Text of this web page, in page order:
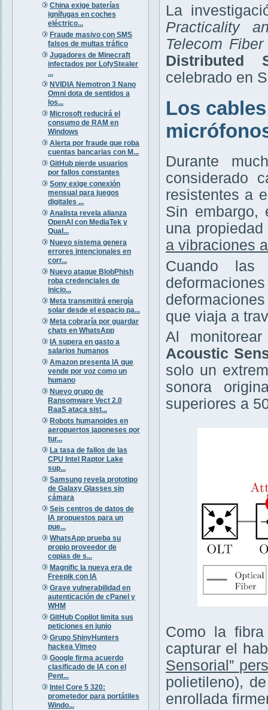
China exige baterías
ignífugas en coches
eléctrico...
Fraude masivo con SMS
falsos de multas tráfico
Jugadores de Minecraft
infectados por LofyStealer
...
NVIDIA Nemotron 3 Nano
Omni dota de sentidos a
los...
Microsoft reducirá el
consumo de RAM en
Windows
Alerta por fraude que roba
cuentas bancarias con M...
GitHub pierde usuarios
por fallos constantes
Sony exige conexión
mensual para juegos
digitales ...
Analista revela alianza
OpenAI con MediaTek y
Qual...
Nuevo sistema genera
errores intencionales en
corr...
Nuevo ataque BlobPhish
roba credenciales de
inicio...
Meta transmitirá energía
solar desde el espacio pa...
Meta cobraría por guardar
chats en WhatsApp
IA supera en gasto a
salarios humanos
Amazon presenta IA que
vende por voz como un
humano
Nuevo grupo de
Ransomware Vect 2.0
RaaS ataca sist...
Robots humanoides en
aeropuertos japoneses por
tur...
La tasa de fallos de las
CPU Intel Raptor Lake
sup...
Samsung revela prototipo
de Galaxy Glasses sin
cámara
Seis centros de datos de
IA propuestos para un
pue...
WhatsApp prueba su
propio proveedor de
copias de s...
Magnific la nueva era de
Freepik con IA
Grave vulnerabilidad en
autenticación de cPanel y
WHM
GitHub Copilot limita sus
peticiones en junio
Grupo ShinyHunters
hackea Vimeo
Google firma acuerdo
clasificado de IA con el
Pent...
Intel Core 5 320:
prometedor para portátiles
Windo...
La
Practicality
Telecom
Distributed
celebrado en
Los
Durante
considerado
resistentes a
Sin embargo,
una
a vibraciones
Cuando las
que viaja a
Al
Acoustic
solo un
sonora
superiores a
Como la
capturar el
Sensorial”
polietileno),
enrollada